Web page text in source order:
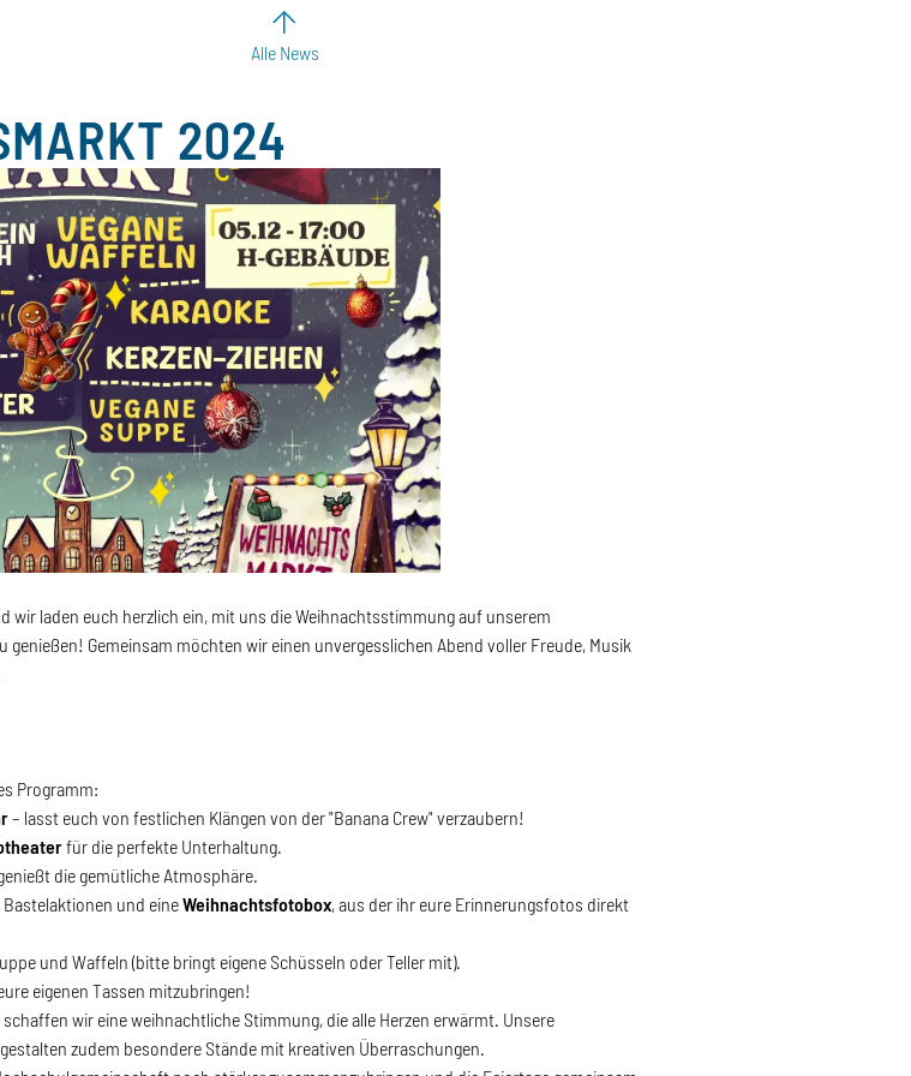
Alle News
2024
wir laden euch herzlich ein, mit uns die Weihnachtsstimmung auf unserem
Gemeinsam möchten wir einen unvergesslichen Abend voller Freude, Musik
Programm:
– lasst euch von festlichen Klängen von der "Banana Crew" verzaubern!
für die perfekte Unterhaltung.
die gemütliche Atmosphäre.
Bastelaktionen und eineWeihnachtsfotobox, aus der ihr eure Erinnerungsfotos direkt
und Waffeln (bitte bringt eigene Schüsseln oder Teller mit).
eigenen Tassen mitzubringen!
wir eine weihnachtliche Stimmung, die alle Herzen erwärmt. Unsere
zudem besondere Stände mit kreativen Überraschungen.